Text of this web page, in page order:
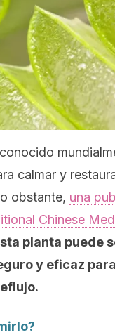
calmar y
obstante, una
Chinese
planta puede
y eficaz